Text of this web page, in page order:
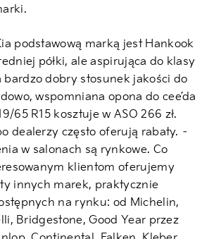
podstawową marką jest Hankook
półki, ale aspirująca do klasy
bardzo dobry stosunek jakości do
wspomniana opona do cee’da
65 R15 kosztuje w ASO 266 zł.
dealerzy często oferują rabaty. –
w salonach są rynkowe. Co
klientom oferujemy
innych marek, praktycznie
na rynku: od Michelin,
Bridgestone, Good Year przez